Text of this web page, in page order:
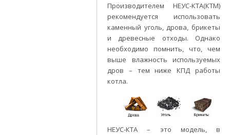
Производителем НЕУС-КТА(КТМ)
рекомендуется использовать
каменный уголь, дрова, брикеты
и древесные отходы. Однако
необходимо помнить, что, чем
выше влажность используемых
дров – тем ниже КПД работы
котла.
НЕУС-КТА – это модель, в